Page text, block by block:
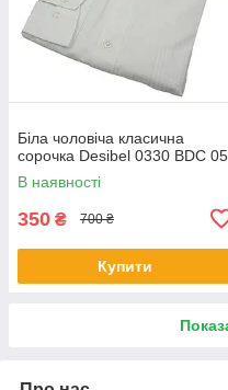
Біла чоловіча класична
сорочка Desibel 0330 BDC 05
В наявності
350 ₴ 700 ₴
Купити